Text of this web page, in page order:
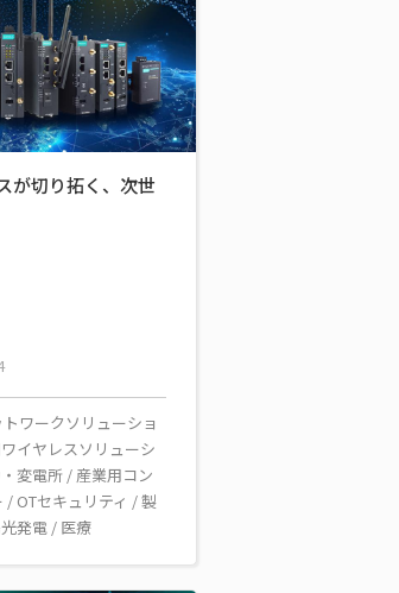
が切り拓く、次世
ワークソリューショ
イヤレスソリューシ
変電所 / 産業用コン
/ OTセキュリティ /製
発電 / 医療